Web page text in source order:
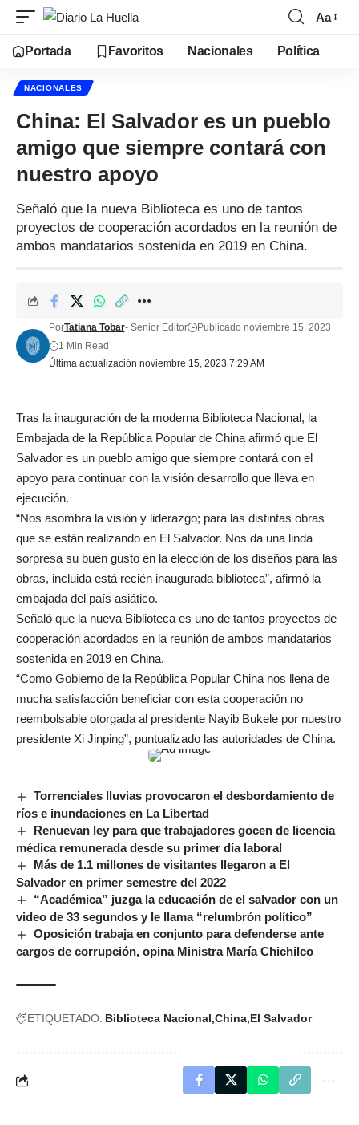
Aa
Portada Favoritos Nacionales Política
NACIONALES
China: El Salvador es un pueblo
amigo que siempre contará con
nuestro apoyo
Señaló que la nueva Biblioteca es uno de tantos
proyectos de cooperación acordados en la reunión de
ambos mandatarios sostenida en 2019 en China.
Última actualización noviembre 15, 2023 7:29 AM
PorTatiana Tobar- Senior Editor
Publicado noviembre 15, 2023
1 Min Read
Tras la inauguración de la moderna Biblioteca Nacional, la
Embajada de la República Popular de China afirmó que El
Salvador es un pueblo amigo que siempre contará con el
apoyo para continuar con la visión desarrollo que lleva en
ejecución.
“Nos asombra la visión y liderazgo; para las distintas obras
que se están realizando en El Salvador. Nos da una linda
sorpresa su buen gusto en la elección de los diseños para las
obras, incluida está recién inaugurada biblioteca”, afirmó la
embajada del país asiático.
Señaló que la nueva Biblioteca es uno de tantos proyectos de
cooperación acordados en la reunión de ambos mandatarios
sostenida en 2019 en China.
“Como Gobierno de la República Popular China nos llena de
mucha satisfacción beneficiar con esta cooperación no
reembolsable otorgada al presidente Nayib Bukele por nuestro
presidente Xi Jinping”, puntualizado las autoridades de China.
Torrenciales lluvias provocaron el desbordamiento de
ríos e inundaciones en La Libertad
Renuevan ley para que trabajadores gocen de licencia
médica remunerada desde su primer día laboral
Más de 1.1 millones de visitantes llegaron a El
Salvador en primer semestre del 2022
“Académica” juzga la educación de el salvador con un
video de 33 segundos y le llama “relumbrón político”
Oposición trabaja en conjunto para defenderse ante
cargos de corrupción, opina Ministra María Chichilco
ETIQUETADO: Biblioteca Nacional China El Salvador